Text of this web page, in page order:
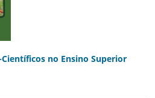
no Ensino Superior